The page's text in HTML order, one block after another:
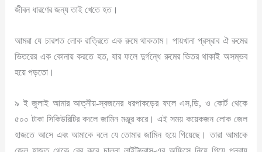
জীবন ধারণের জন্য তাই খেতে হত।
আমরা যে চারশত লোক রাত্রিতে এক রুমে থাকতাম। পায়খানা প্রস্রাব ঐ রুমের
ভিতরের এক কোনায় করতে হত, যার ফলে দুর্গন্ধে রুমের ভিতর থাকাই অসম্ভব
হয়ে পড়তো।
৯ ই জুলাই আমার আত্নীয়-স্বজনের ধরপাকড়ের ফলে এস,ডি, ও কোর্ট থেকে
৫০০ টাকা সিকিউরিটির বদলে জামিন মঞ্জুর করে। এই সময় কয়েকজন লোক জেল
হাজতে আসে এবং আমাকে বলে যে তোমার জামিন হয়ে গিয়েছে। তারা আমাকে